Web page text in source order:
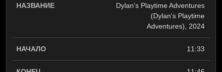
Dylan's Playtime Adventures
(Dylan's Playtime
Adventures), 2024
11:33